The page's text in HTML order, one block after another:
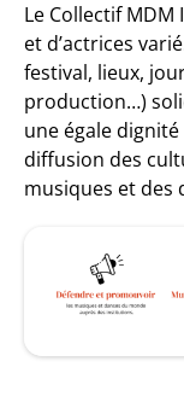
Le Collectif MDM
et d’actrices
festival, lieux,
production…)
une égale
diffusion des
musiques et des